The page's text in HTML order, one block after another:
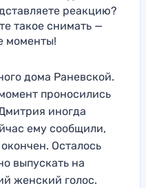
реакцию?
такое снимать —
моменты!
дома Раневской.
проносились
иногда
ему сообщили,
Осталось
выпускать на
женский голос.